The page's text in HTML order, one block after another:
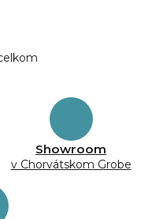
Showroom
v Chorvátskom Grobe